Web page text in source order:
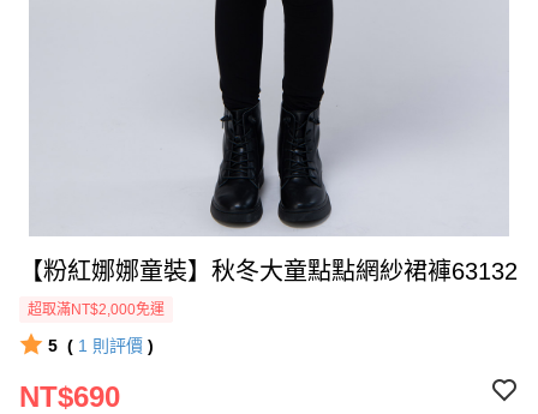
【粉紅娜娜童裝】秋冬大童點點網紗裙褲63132
超取滿NT$2,000免運
5 ( 1 則評價 )
NT$690